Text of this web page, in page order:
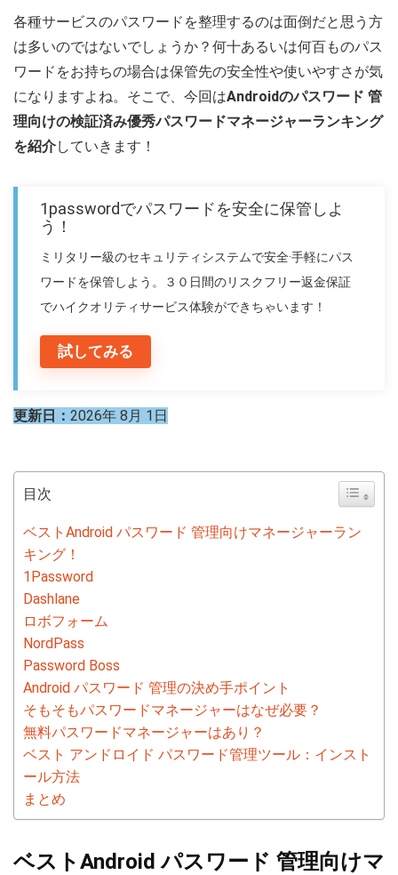
各種サービスのパスワードを整理するのは面倒だと思う方
は多いのではないでしょうか？何十あるいは何百ものパス
ワードをお持ちの場合は保管先の安全性や使いやすさが気
になりますよね。そこで、今回はAndroidのパスワード 管
理向けの検証済み優秀パスワードマネージャーランキング
を紹介していきます！
試してみる
1passwordでパスワードを安全に保管しよ
う！
ミリタリー級のセキュリティシステムで安全·手軽にパス
ワードを保管しよう。３０日間のリスクフリー返金保証
でハイクオリティサービス体験ができちゃいます！
更新日： 2026年 8月 1日
目次
ベストAndroid パスワード 管理向けマネージャーラン
キング！
1Password
Dashlane
ロボフォーム
NordPass
Password Boss
Android パスワード 管理の決め手ポイント
そもそもパスワードマネージャーはなぜ必要？
無料パスワードマネージャーはあり？
ベスト アンドロイド パスワード管理ツール：インスト
ール方法
まとめ
ベストAndroid パスワード 管理向けマ